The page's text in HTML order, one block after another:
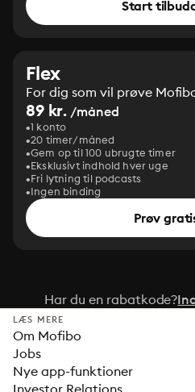
Start
Flex
For dig som vil prøve
89 kr. /måned
1 konto
20 timer/måned
Gem op til 100 ubrugte timer
Eksklusivt indhold hver uge
Fri lytning til podcasts
Ingen binding
Prøv
Har du en rabatkode?
LÆS MERE
Om Mofibo
Jobs
Nye app-funktioner
Investor Relations